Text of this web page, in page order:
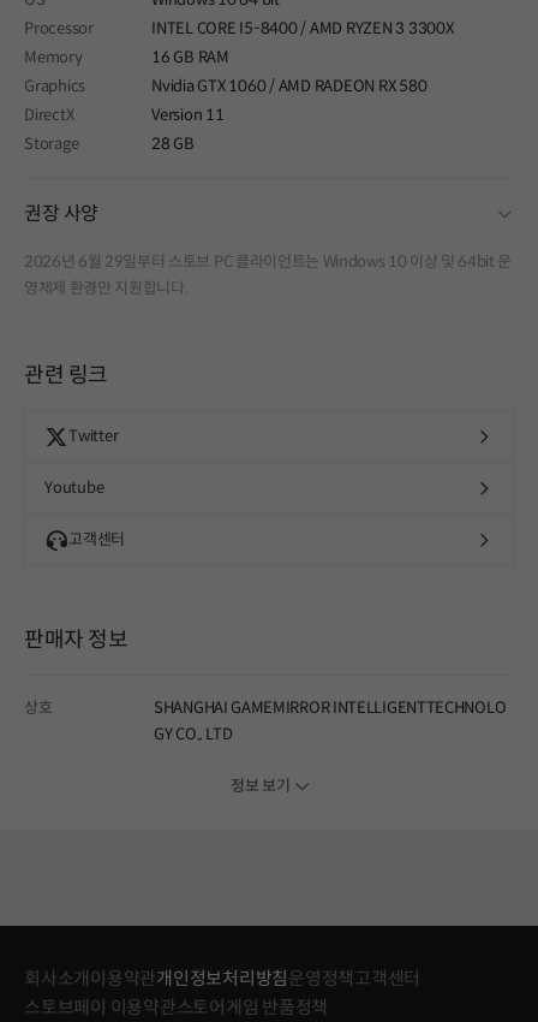
Processor
INTEL CORE I5-8400 / AMD RYZEN 3 3300X
Memory
16 GB RAM
Graphics
Nvidia GTX 1060 / AMD RADEON RX 580
DirectX
Version 11
Storage
28 GB
권장 사양
2026년 6월 29일부터 스토브 PC 클라이언트는 Windows 10 이상 및 64bit 운
영체제 환경만 지원합니다.
관련 링크
Twitter
Youtube
고객센터
판매자 정보
상호
SHANGHAI GAMEMIRROR INTELLIGENTTECHNOLO
GY CO., LTD
정보 보기
회사소개이용약관개인정보처리방침 운영정책고객센터
스토브페이 이용약관스토어게임 반품정책